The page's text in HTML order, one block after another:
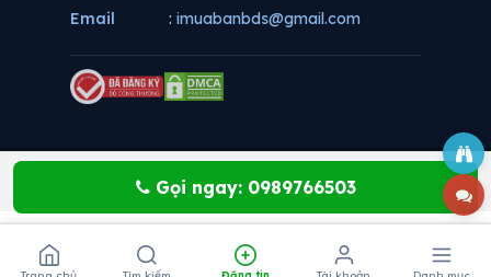
Gọi ngay: 0989766503
Email
: imuabanbds@gmail.com